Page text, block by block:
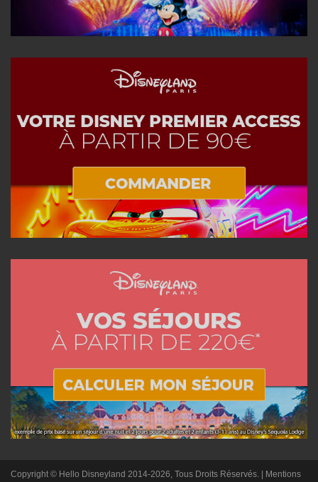
Copyright © Hello Disneyland 2014-2026, Tous Droits Réservés. | Mentions